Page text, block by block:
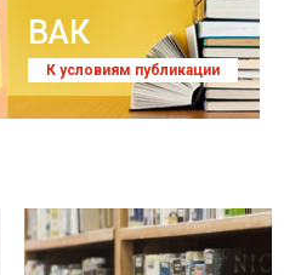
ВАК
К условиям публикации